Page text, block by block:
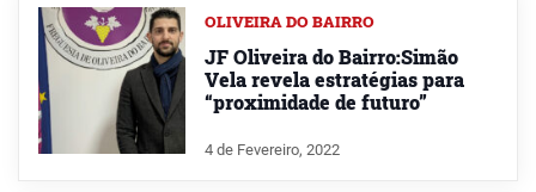
OLIVEIRA DO BAIRRO
JF Oliveira do Bairro:Simão
Vela revela estratégias para
“proximidade de futuro”
4 de Fevereiro, 2022